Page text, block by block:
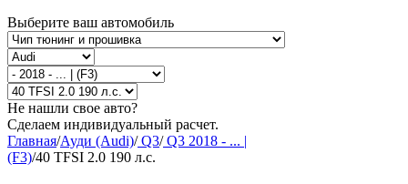
Выберите ваш автомобиль
Не нашли свое авто?
Сделаем индивидуальный расчет.
Главная/Ауди (Audi)/Q3/Q3 2018 - ... |
(F3)/40 TFSI 2.0 190 л.с.